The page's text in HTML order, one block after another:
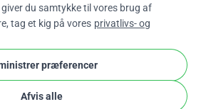
på 500+ anmeldelser
Privatliv og cookies
giver du samtykke til vores brug af
tag et kig på vores privatlivs- og
præferencer
Afvis alle